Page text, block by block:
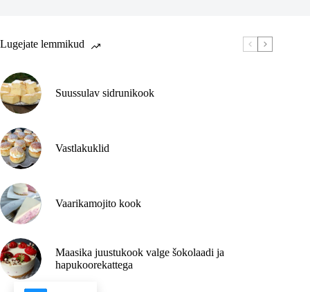
Lugejate lemmikud
Suussulav sidrunikook
Vastlakuklid
Vaarikamojito kook
Maasika juustukook valge šokolaadi ja
hapukoorekattega